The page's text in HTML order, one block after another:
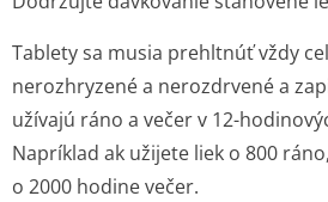
Tablety sa musia prehltnúť vždy
nerozhryzené a nerozdrvené a
užívajú ráno a večer v 12-
Napríklad ak užijete liek o 800
o 2000 hodine večer.